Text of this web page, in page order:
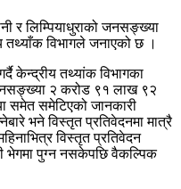
र लिम्पियाधुराको जनसङ्ख्या
तथ्याँक विभागले जनाएको छ ।
केन्द्रीय तथ्यांक विभागका
२ करोड ९१ लाख ९२
समेत समेटिएको जानकारी
भने विस्तृत प्रतिवेदनमा मात्रै
विस्तृत प्रतिवेदन
पुग्न नसकेपछि वैकल्पिक